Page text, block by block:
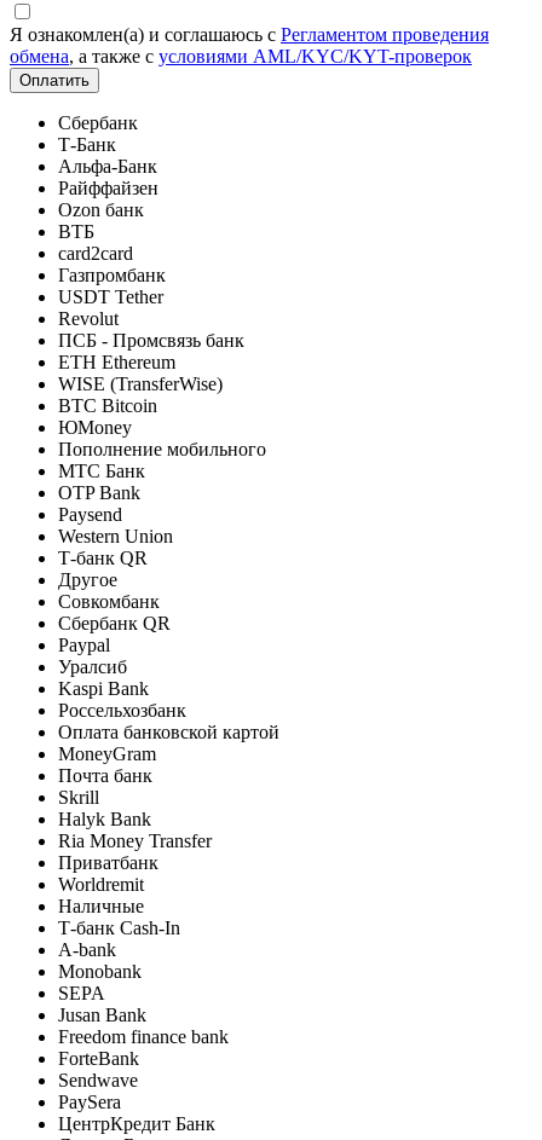
Я ознакомлен(а) и соглашаюсь с Регламентом проведения
обмена, а также с условиями AML/KYC/KYT-проверок
Оплатить
Сбербанк
Т-Банк
Альфа-Банк
Райффайзен
Ozon банк
ВТБ
card2card
Газпромбанк
USDT Tether
Revolut
ПСБ - Промсвязь банк
ETH Ethereum
WISE (TransferWise)
BTC Bitcoin
ЮMoney
Пополнение мобильного
МТС Банк
OTP Bank
Paysend
Western Union
Т-банк QR
Другое
Совкомбанк
Сбербанк QR
Paypal
Уралсиб
Kaspi Bank
Россельхозбанк
Оплата банковской картой
MoneyGram
Почта банк
Skrill
Halyk Bank
Ria Money Transfer
Приватбанк
Worldremit
Наличные
Т-банк Cash-In
A-bank
Monobank
SEPA
Jusan Bank
Freedom finance bank
ForteBank
Sendwave
PaySera
ЦентрКредит Банк